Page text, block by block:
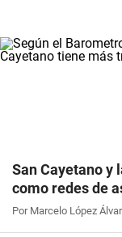
San Cayetano y
como redes de
Por Marcelo López